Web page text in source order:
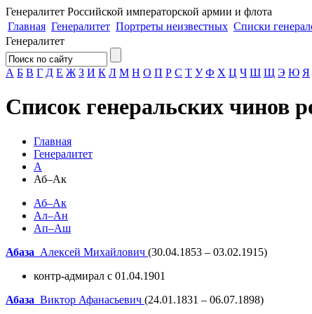
Генералитет Российской императорской армии и флота
Главная Генералитет Портреты неизвестных Списки
Генералитет
А Б В Г Д Е Ж З И К Л М Н О П Р С Т У Ф Х Ц Ч Ш Щ Э Ю Я
Список генеральских чинов
Главная
Генералитет
А
Аб–Ак
Аб–Ак
Ал–Ан
Ап–Аш
Абаза Алексей Михайлович (30.04.1853 – 03.02.1915)
контр-адмирал с 01.04.1901
Абаза Виктор Афанасьевич (24.01.1831 – 06.07.1898)